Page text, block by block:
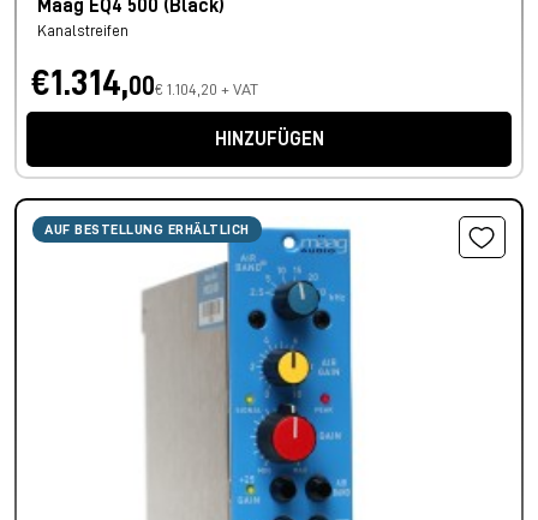
Maag EQ4 500 (Black)
Kanalstreifen
€1.314,00€ 1.104,20 + VAT
HINZUFÜGEN
AUF BESTELLUNG ERHÄLTLICH